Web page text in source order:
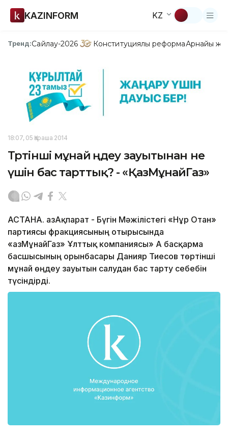
KAZINFORM KZ
Тренд:Сайлау-2026 Конституциялық реформаАрнайы
18:07, 05 Қараша 2014
Төртінші мұнай өңдеу зауытынан не
үшін бас тарттық? - «ҚазМұнайГаз»
АСТАНА. ҚазАқпарат - Бүгін Мәжілістегі «Нұр Отан»
партиясы фракциясының отырысында
«ҚазМұнайГаз» Ұлттық компаниясы» АҚ басқарма
басшысының орынбасары Данияр Тиесов төртінші
мұнай өңдеу зауытын салудан бас тарту себебін
түсіндірді.